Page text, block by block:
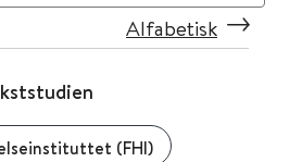
Alfabetisk
(FHI)